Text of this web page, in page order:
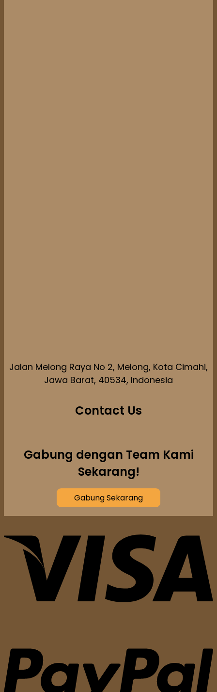
Jalan Melong Raya No 2, Melong, Kota Cimahi,
Jawa Barat, 40534, Indonesia
Contact Us
Gabung dengan Team Kami
Sekarang!
Gabung Sekarang